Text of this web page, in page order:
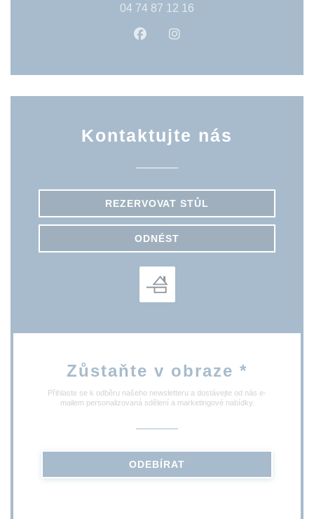
04 74 87 12 16
Facebook ((otevře se v novém
Kontaktujte nás
REZERVOVAT STŮL
ODNÉST
Zůstaňte v obraze *
Přihlaste se k odběru našeho newsletteru a dostávejte od nás e-
mailem personalizovaná sdělení a marketingové nabídky.
ODEBÍRAT